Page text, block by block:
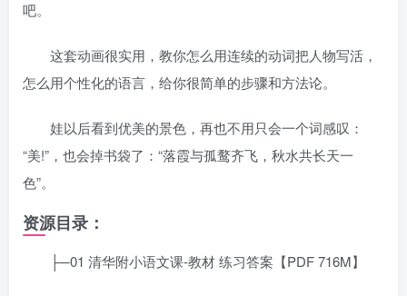
吧。
这套动画很实用，教你怎么用连续的动词把人物写活，
怎么用个性化的语言，给你很简单的步骤和方法论。
娃以后看到优美的景色，再也不用只会一个词感叹：
“美!”，也会掉书袋了：“落霞与孤鹜齐飞，秋水共长天一
色”。
资源目录：
├─01 清华附小语文课-教材 练习答案【PDF 716M】